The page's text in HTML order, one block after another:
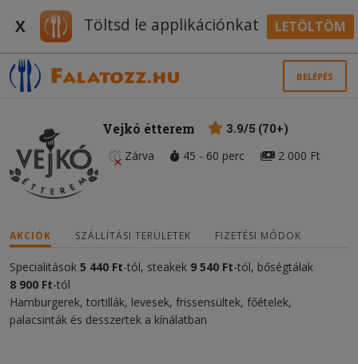
X Töltsd le applikációnkat LETÖLTÖM
BELÉPÉS
Vejkó étterem
3.9/5 (70+)
Zárva
45 - 60 perc 2 000 Ft
AKCIÓK SZÁLLÍTÁSI TERÜLETEK FIZETÉSI MÓDOK
Specialitások 5 440 Ft-tól, steakek 9 540 Ft-tól, bőségtálak
8 900 Ft-tól
Hamburgerek, tortillák, levesek, frissensültek, főételek,
palacsinták és desszertek a kínálatban